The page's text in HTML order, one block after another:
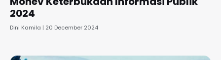
2024
Dini Kamila 20 December 2024